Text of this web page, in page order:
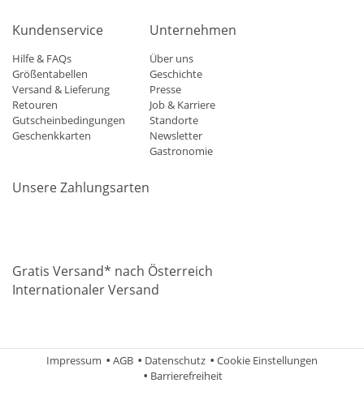
Kundenservice
Hilfe & FAQs
Größentabellen
Versand & Lieferung
Retouren
Gutscheinbedingungen
Geschenkkarten
Unternehmen
Über uns
Geschichte
Presse
Job & Karriere
Standorte
Newsletter
Gastronomie
Unsere Zahlungsarten
Gratis Versand* nach Österreich
Internationaler Versand
Impressum AGB Datenschutz
Cookie Einstellungen
Barrierefreiheit